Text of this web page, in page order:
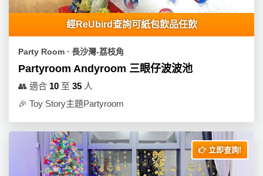
煮
會
及
拍
經ReUbird查詢可紙包飲品任飲
Party Room ∙ 長沙灣-荔枝角
Partyroom Andyroom 三眼仔波波池
👥 適合 10 至 35 人
🎉 Toy Story主題Partyroom
立即查詢!